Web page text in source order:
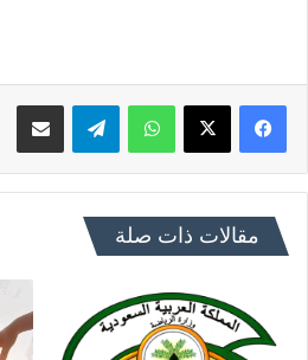
فيسبوك X واتساب تيلقرام
مقالات ذات صلة